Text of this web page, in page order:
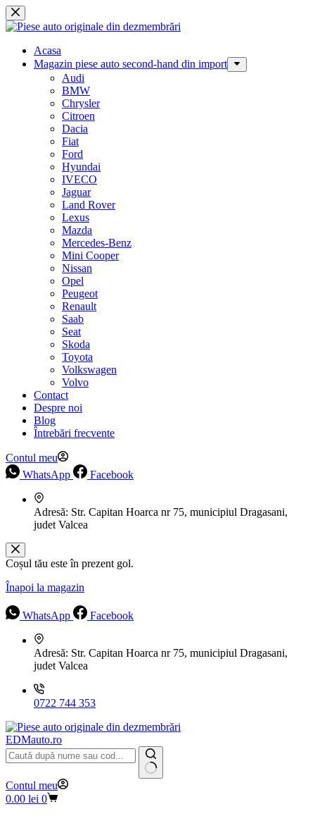
Sari
la
Acasa
Magazin piese auto second-hand din import
Audi
BMW
Chrysler
Citroen
Dacia
Fiat
Ford
Hyundai
IVECO
Jaguar
Land Rover
Lexus
Mazda
Mercedes-Benz
Mini Cooper
Nissan
Opel
Peugeot
Renault
Saab
Seat
Skoda
Toyota
Volkswagen
Volvo
Contact
Despre noi
Blog
Întrebări frecvente
Contul meu
WhatsApp
Facebook
Adresă: Str. Capitan Hoarca nr 75, municipiul Dragasani,
judet Valcea
Coșul tău este în prezent gol.
Înapoi la magazin
WhatsApp Facebook
Adresă: Str. Capitan Hoarca nr 75, municipiul Dragasani,
judet Valcea
0722 744 353
EDMauto.ro
Niciun
rezultat
Contul meu
Coș
0.00 lei 0